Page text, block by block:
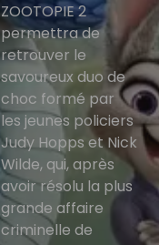
ZOOTOPIE 2
permettra de
retrouver le
savoureux duo de
choc formé par
les jeunes policiers
Judy Hopps et Nick
Wilde, qui, après
avoir résolu la plus
grande affaire
criminelle de